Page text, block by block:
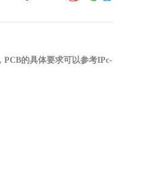
的具体要求可以参考IPc-